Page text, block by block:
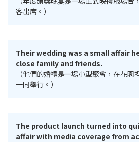
客出席。）
Their wedding was a small affair
close family and friends.
（他們的婚禮是一場小型聚會，在花園
一同舉行。）
The product launch turned into
affair with media coverage from